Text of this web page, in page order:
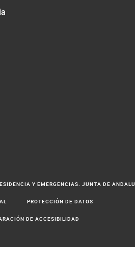
Y EMERGENCIAS. JUNTA DE
PROTECCIÓN DE DATOS
DE ACCESIBILIDAD